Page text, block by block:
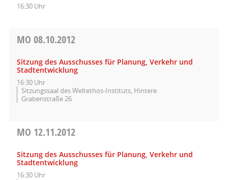
16:30 Uhr
MO 08.10.2012
Sitzung des Ausschusses für Planung, Verkehr und
Stadtentwicklung
16:30 Uhr
Sitzungssaal des Weltethos-Instituts, Hintere
Grabenstraße 26
MO 12.11.2012
Sitzung des Ausschusses für Planung, Verkehr und
Stadtentwicklung
16:30 Uhr